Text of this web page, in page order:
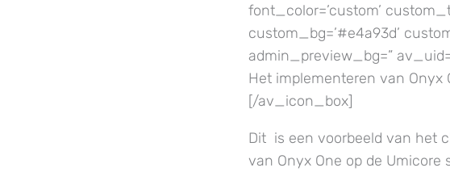
font_color=’custom’
custom_bg=’#e4a93d’
admin_preview_bg=”
Het implementeren van Onyx
[/av_icon_box]
Dit is een voorbeeld van het
van Onyx One op de Umicore